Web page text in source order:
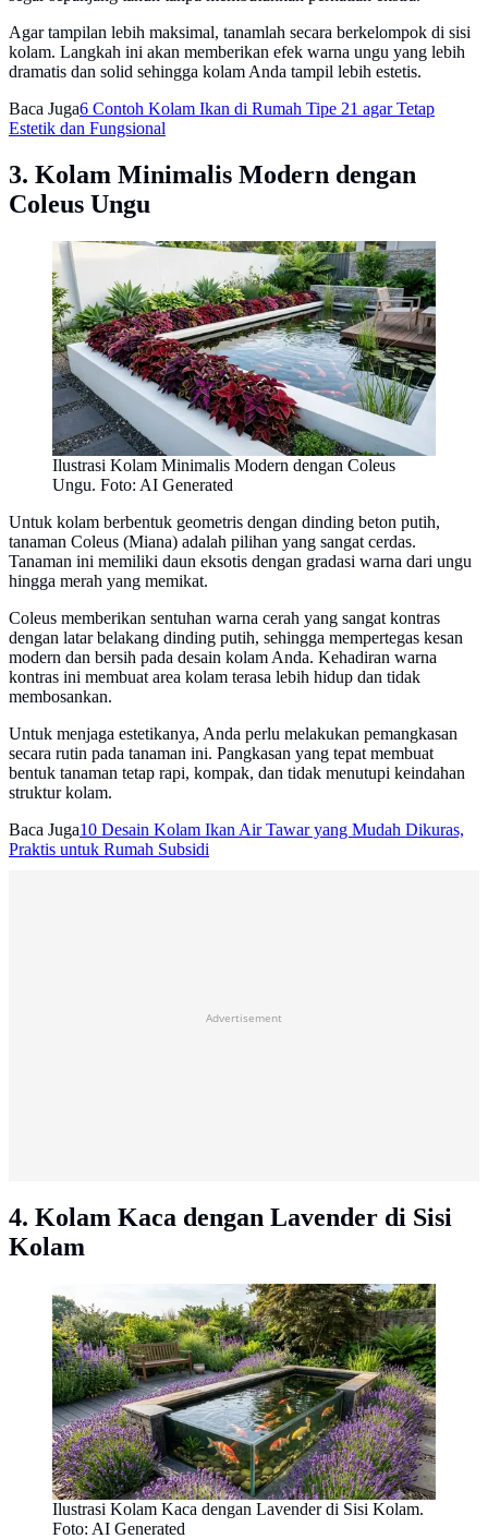
Agar tampilan lebih maksimal, tanamlah secara berkelompok di sisi
kolam. Langkah ini akan memberikan efek warna ungu yang lebih
dramatis dan solid sehingga kolam Anda tampil lebih estetis.
Baca Juga6 Contoh Kolam Ikan di Rumah Tipe 21 agar Tetap
Estetik dan Fungsional
3. Kolam Minimalis Modern dengan
Coleus Ungu
Ilustrasi Kolam Minimalis Modern dengan Coleus
Ungu. Foto: AI Generated
Untuk kolam berbentuk geometris dengan dinding beton putih,
tanaman Coleus (Miana) adalah pilihan yang sangat cerdas.
Tanaman ini memiliki daun eksotis dengan gradasi warna dari ungu
hingga merah yang memikat.
Coleus memberikan sentuhan warna cerah yang sangat kontras
dengan latar belakang dinding putih, sehingga mempertegas kesan
modern dan bersih pada desain kolam Anda. Kehadiran warna
kontras ini membuat area kolam terasa lebih hidup dan tidak
membosankan.
Untuk menjaga estetikanya, Anda perlu melakukan pemangkasan
secara rutin pada tanaman ini. Pangkasan yang tepat membuat
bentuk tanaman tetap rapi, kompak, dan tidak menutupi keindahan
struktur kolam.
Baca Juga10 Desain Kolam Ikan Air Tawar yang Mudah Dikuras,
Praktis untuk Rumah Subsidi
Advertisement
4. Kolam Kaca dengan Lavender di Sisi
Kolam
Ilustrasi Kolam Kaca dengan Lavender di Sisi Kolam.
Foto: AI Generated